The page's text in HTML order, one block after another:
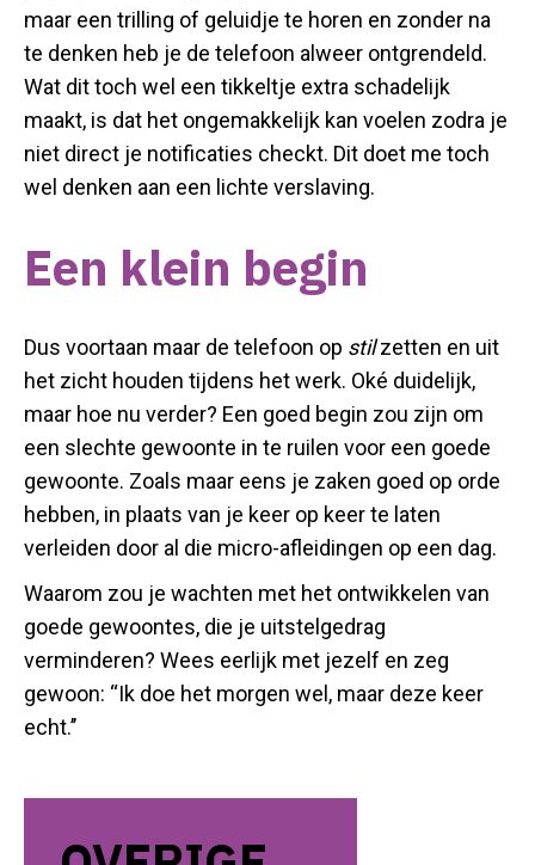
maar een trilling of geluidje te horen en zonder na
te denken heb je de telefoon alweer ontgrendeld.
Wat dit toch wel een tikkeltje extra schadelijk
maakt, is dat het ongemakkelijk kan voelen zodra je
niet direct je notificaties checkt. Dit doet me toch
wel denken aan een lichte verslaving.
Een klein begin
Dus voortaan maar de telefoon op stilzetten en uit
het zicht houden tijdens het werk. Oké duidelijk,
maar hoe nu verder? Een goed begin zou zijn om
een slechte gewoonte in te ruilen voor een goede
gewoonte. Zoals maar eens je zaken goed op orde
hebben, in plaats van je keer op keer te laten
verleiden door al die micro-afleidingen op een dag.
Waarom zou je wachten met het ontwikkelen van
goede gewoontes, die je uitstelgedrag
verminderen? Wees eerlijk met jezelf en zeg
gewoon: “Ik doe het morgen wel, maar deze keer
echt.’’